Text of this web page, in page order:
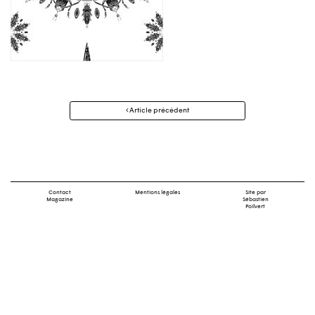
Navigation
Article précédent
Contact
Magazine
Mentions légales
Site par
Sébastien
Poilvert